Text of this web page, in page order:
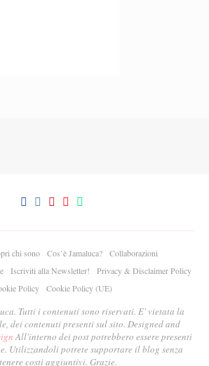
chi sono Cos’è Jamaluca?
Collaborazioni
Iscriviti alla Newsletter!
Privacy & Disclaimer Policy
Policy
Cookie Policy (UE)
Tutti i contenuti sono riservati. E' vietata la
dei contenuti presenti sul sito. Designed and
All'interno dei post potrebbero essere presenti
Utilizzandoli potrete supportare il blog senza
costi aggiuntivi. Grazie.